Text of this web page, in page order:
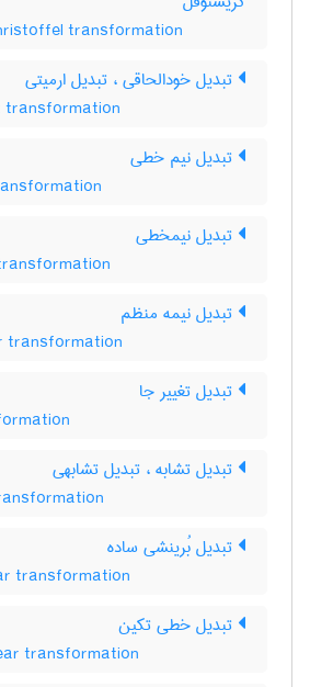
transformation
تبدیل خودالحاقی ، تبدیل ارمیتی
transformation
تبدیل نیم خطی
تبدیل نیمخطی
تبدیل نیمه منظم
transformation
تبدیل تغییر جا
تبدیل تشابه ، تبدیل تشابهی
تبدیل بُرینشی ساده
transformation
تبدیل خطی تکین
transformation